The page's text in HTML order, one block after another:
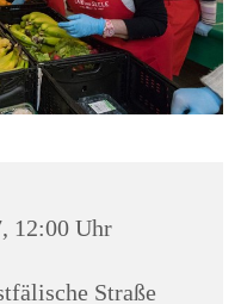
12:00 Uhr
Straße